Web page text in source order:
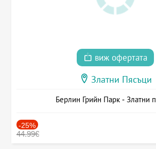
виж офертата
Златни Пясъци
Берлин Грийн Парк - Златни
-25%
44.99€